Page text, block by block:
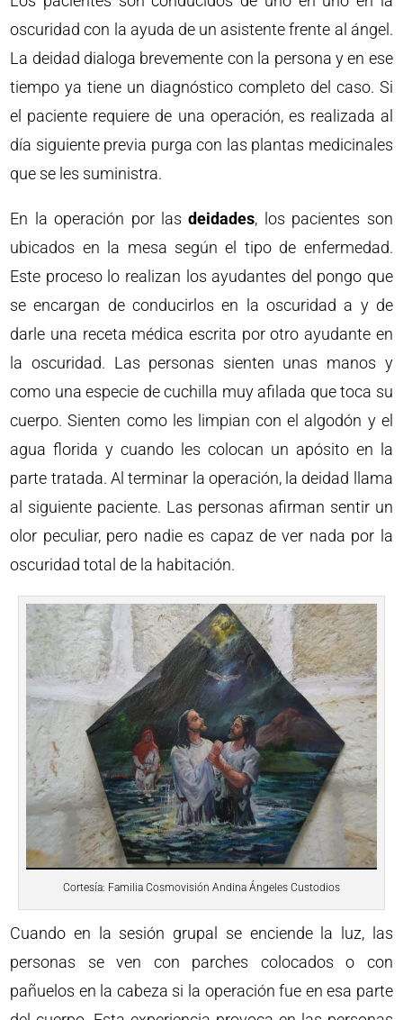
oscuridad con la ayuda de un asistente frente al ángel.
La deidad dialoga brevemente con la persona y en ese
tiempo ya tiene un diagnóstico completo del caso. Si
el paciente requiere de una operación, es realizada al
día siguiente previa purga con las plantas medicinales
que se les suministra.
En la operación por lasdeidades, los pacientes son
ubicados en la mesa según el tipo de enfermedad.
Este proceso lo realizan los ayudantes del pongo que
se encargan de conducirlos en la oscuridad a y de
darle una receta médica escrita por otro ayudante en
la oscuridad. Las personas sienten unas manos y
como una especie de cuchilla muy afilada que toca su
cuerpo. Sienten como les limpian con el algodón y el
agua florida y cuando les colocan un apósito en la
parte tratada. Al terminar la operación, la deidad llama
al siguiente paciente. Las personas afirman sentir un
olor peculiar, pero nadie es capaz de ver nada por la
oscuridad total de la habitación.
Cortesía: Familia Cosmovisión Andina Ángeles Custodios
Cuando en la sesión grupal se enciende la luz, las
personas se ven con parches colocados o con
pañuelos en la cabeza si la operación fue en esa parte